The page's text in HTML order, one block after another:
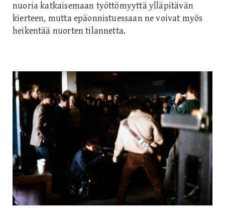
nuoria katkaisemaan työttömyyttä ylläpitävän
kierteen, mutta epäonnistuessaan ne voivat myös
heikentää nuorten tilannetta.